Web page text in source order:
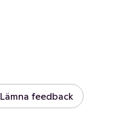
Lämna feedback